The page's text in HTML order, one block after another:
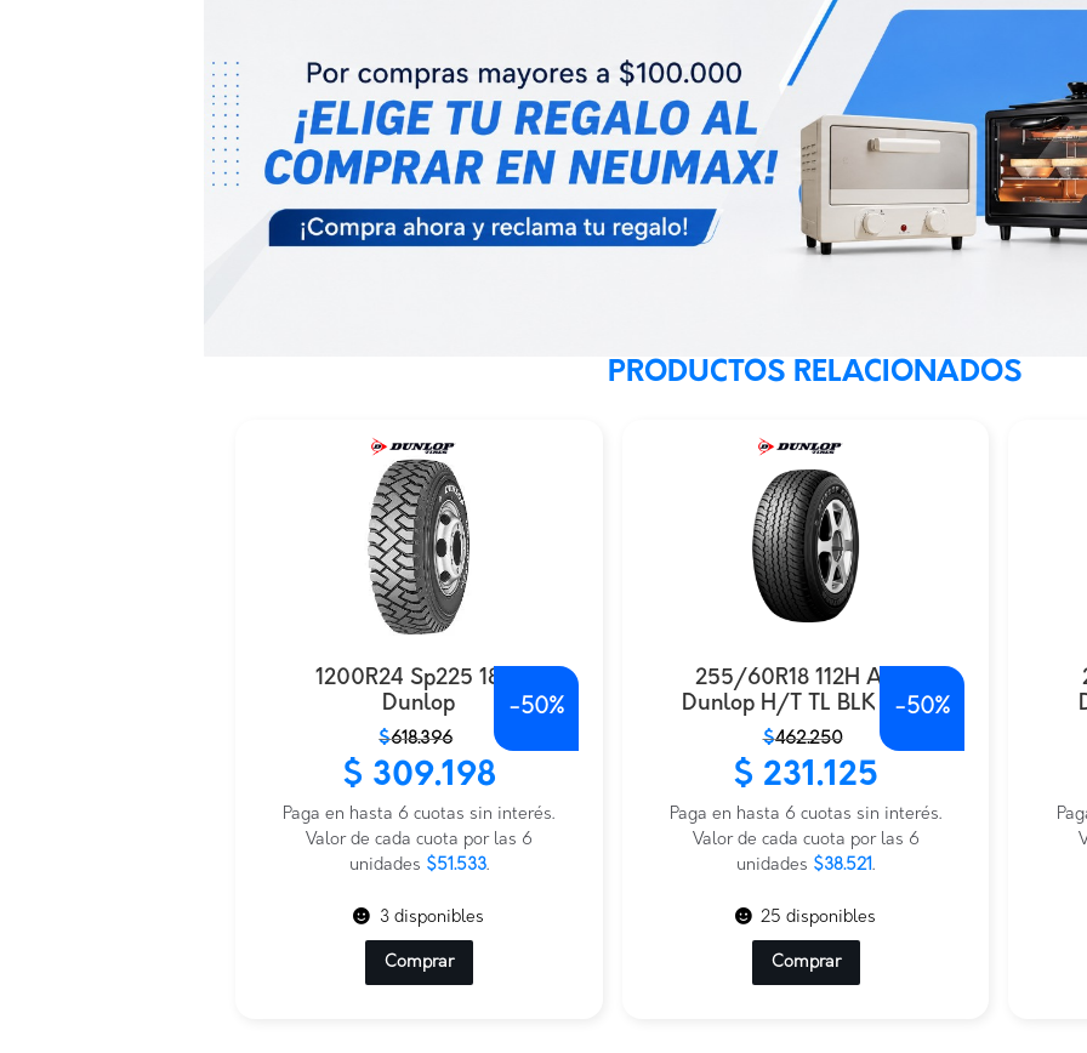
PRODUCTOS RELACIONADOS
1200R24 Sp225 18Pr
Dunlop
$618.396
era:
$618.396.
es:
$309.198.
$ 309.198
Paga en hasta 6 cuotas sin interés.
Valor de cada cuota por las 6
unidades $51.533.
-50%
3 disponibles
Comprar
255/60R18 112H AT25
Dunlop H/T TL BLK CHN
$462.250
era:
$462.250.
es:
$231.125.
$ 231.125
Paga en hasta 6 cuotas sin interés.
Valor de cada cuota por las 6
unidades $38.521.
-50%
25 disponibles
Comprar
era:
es: